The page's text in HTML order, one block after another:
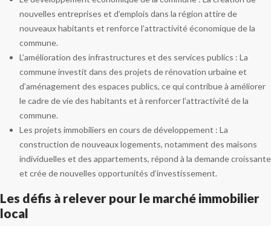
nouvelles entreprises et d’emplois dans la région attire de
nouveaux habitants et renforce l’attractivité économique de la
commune.
L’amélioration des infrastructures et des services publics : La
commune investit dans des projets de rénovation urbaine et
d’aménagement des espaces publics, ce qui contribue à améliorer
le cadre de vie des habitants et à renforcer l’attractivité de la
commune.
Les projets immobiliers en cours de développement : La
construction de nouveaux logements, notamment des maisons
individuelles et des appartements, répond à la demande croissante
et crée de nouvelles opportunités d’investissement.
Les défis à relever pour le marché immobilier
local